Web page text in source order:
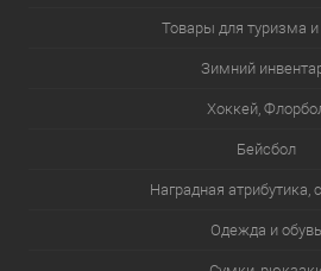
Товары для туризма и
Зимний
Хоккей,
Бейсбол
Наградная атрибутика,
Одежда и обувь